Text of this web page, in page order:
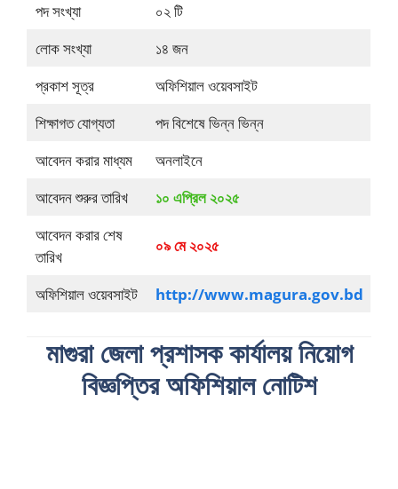
পদ সংখ্যা
০২ টি
লোক সংখ্যা
১৪ জন
প্রকাশ সূত্র
অফিশিয়াল ওয়েবসাইট
শিক্ষাগত যোগ্যতা
পদ বিশেষে ভিন্ন ভিন্ন
আবেদন করার মাধ্যম
অনলাইনে
আবেদন শুরুর তারিখ
১০ এপ্রিল ২০২৫
আবেদন করার শেষ
তারিখ
০৯ মে ২০২৫
অফিশিয়াল ওয়েবসাইট http://www.magura.gov.bd
মাগুরা জেলা প্রশাসক কার্যালয় নিয়োগ
বিজ্ঞপ্তির অফিশিয়াল নোটিশ